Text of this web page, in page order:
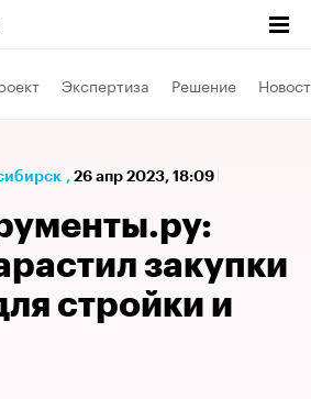
Экспертиза Решение
, 26 апр 2023, 18:09
закупки
стройки и